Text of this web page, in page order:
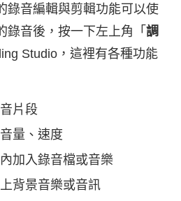
錄音編輯與剪輯功能可以使
錄音後，按一下左上角「 調
Studio，這裡有各種功能
片段
量、速度
加入錄音檔或音樂
背景音樂或音訊